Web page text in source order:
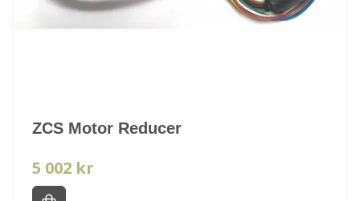
ZCS Motor Reducer
5 002 kr